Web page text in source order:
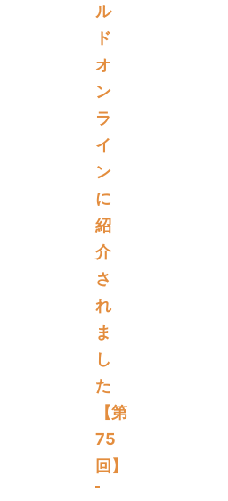
ル
ド
オ
ン
ラ
イ
ン
に
紹
介
さ
れ
ま
し
た
【第
75
回】